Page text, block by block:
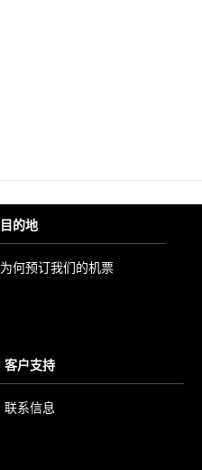
目的地
为何预订我们的机票
客户支持
联系信息